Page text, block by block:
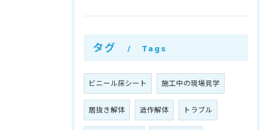
タグ Tags
ビニール床シート 施工中の現場見学
居抜き解体 造作解体 トラブル